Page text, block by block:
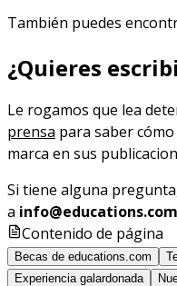
También puedes
¿Quieres
Le rogamos que lea
prensa para saber
marca en sus
Si tiene alguna
a info@educations.com
Contenido de página
Becas de educations.com
Experiencia galardonada